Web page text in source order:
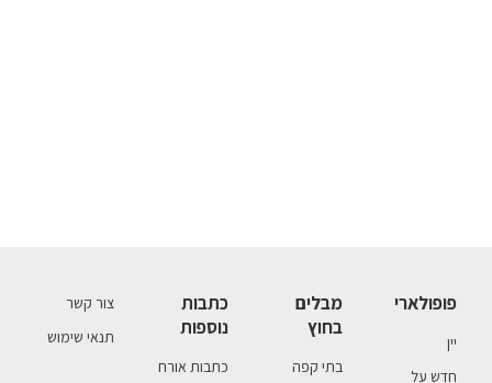
פופולארי
יין
חדש על
מבלים
בחוץ
בתי קפה
כתבות
נוספות
כתבות אורח
צור קשר
תנאי שימוש